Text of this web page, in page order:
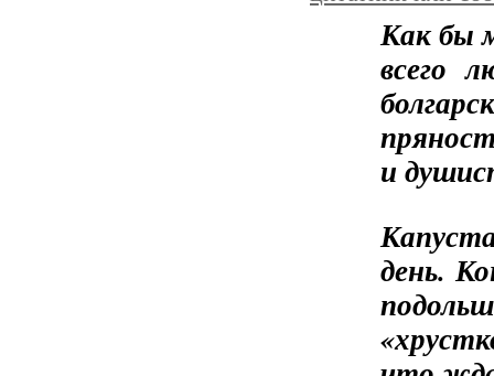
Как бы
всего
и
день.